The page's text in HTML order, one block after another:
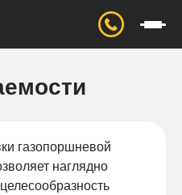
газопоршневой
наглядно